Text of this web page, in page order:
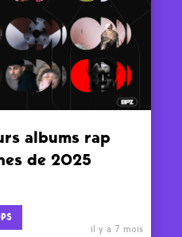
albums rap
de 2025
il y a 7 mois